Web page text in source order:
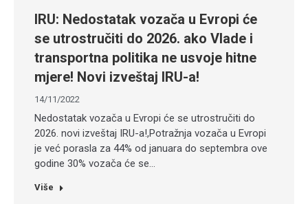
IRU: Nedostatak vozača u Evropi će
se utrostručiti do 2026. ako Vlade i
transportna politika ne usvoje hitne
mjere! Novi izveštaj IRU-a!
14/11/2022
Nedostatak vozača u Evropi će se utrostručiti do
2026. novi izveštaj IRU-a!,Potražnja vozača u Evropi
je već porasla za 44% od januara do septembra ove
godine 30% vozača će se…
Više